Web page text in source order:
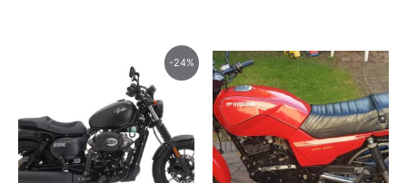
-24%
Oorspronkelijke
prijs
was:
€6,899.00.
Huidige
prijs
€5,250.00.